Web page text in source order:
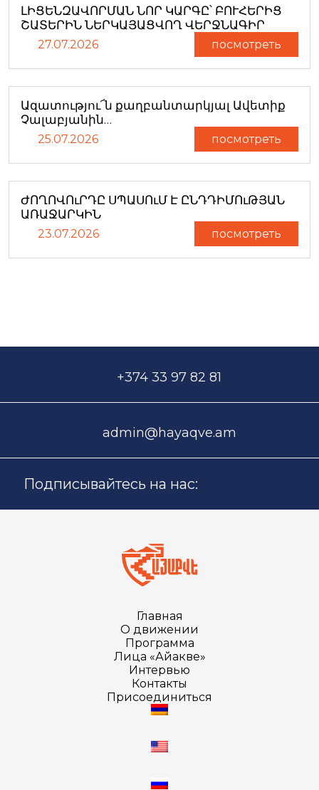
ԼԻՑԵՆԶԱՎՈՐՄԱՆ ՆՈՐ ԿԱՐԳԸ՝ ԲՈՒՀԵՐԻՑ
ՇԱՏԵՐԻՆ ՆԵՐԿԱՅԱՑՎՈՂ ՎԵՐՋՆԱԳԻՐ
27.07.2026 посмотреть
Ազատությու՜ն քաղբանտարկյալ Ավետիք
Չալաբյանին…
25.07.2026 посмотреть
ԺՈՂՈՎՈւՐԴԸ ՍՊԱՍՈւՄ Է ԸՆԴԴԻՄՈւԹՅԱՆ
ԱՌԱՋԱՐԿԻՆ
23.07.2026 посмотреть
+374 33 97 82 81
admin@hayaqve.am
Подписывайтесь на нас:
Главная
О движении
Программа
Лица «Айакве»
Интервью
Контакты
Присоединиться